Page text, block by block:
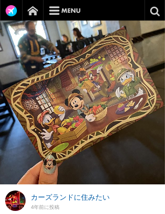
カーズランドに住みたい
4年前に投稿